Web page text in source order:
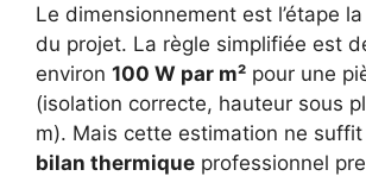
Le dimensionnement est l’étape
du projet. La règle simplifiée est
environ 100 W par m² pour une
(isolation correcte, hauteur sous
m). Mais cette estimation ne suffit
bilan thermique professionnel